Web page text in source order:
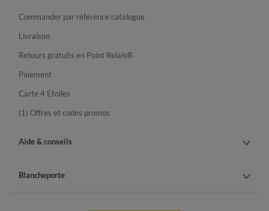
Commander par référence catalogue
Livraison
Retours gratuits en Point Relais®
Paiement
Carte 4 Etoiles
(1) Offres et codes promos
Aide & conseils
Blancheporte